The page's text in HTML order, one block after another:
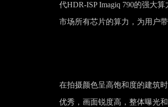
代HDR-ISP Imagiq 790的强大
市场所有芯片的算力，为用户
在拍摄颜色呈高饱和度的建筑
优秀，画面锐度高，整体曝光